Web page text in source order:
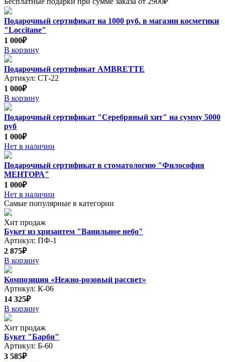
Подарочный сертификат на 1000 руб. в магазин косметики
"Loccitane"
1 000₽
В корзину
Подарочный сертификат AMBRETTE
Артикул: СТ-22
1 000₽
В корзину
Подарочный сертификат "Серебряный хит" на сумму 5000
руб
1 000₽
Нет в наличии
Подарочный сертификат в стоматологию "Философия
МЕНТОРА"
1 000₽
Нет в наличии
Самые популярные в категории
Хит продаж
Букет из хризантем "Ванильное небо"
Артикул: ПФ-1
2 875₽
В корзину
Композиция «Нежно-розовый рассвет»
Артикул: К-06
14 325₽
В корзину
Хит продаж
Букет "Барби"
Артикул: Б-60
3 585₽